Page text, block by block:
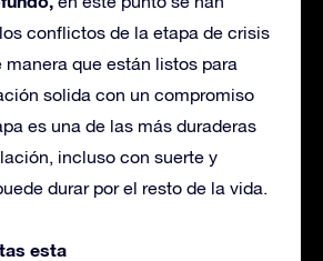
conflictos de la etapa de crisis
manera que están listos para
solida con un compromiso
es una de las más duraderas
incluso con suerte y
durar por el resto de la vida.
esta